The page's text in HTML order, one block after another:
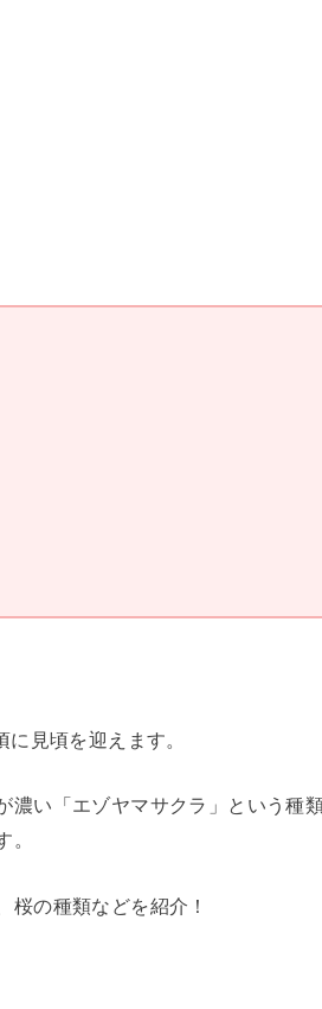
見頃を迎えます。
濃い「エゾヤマサクラ」という種
。
の種類などを紹介！